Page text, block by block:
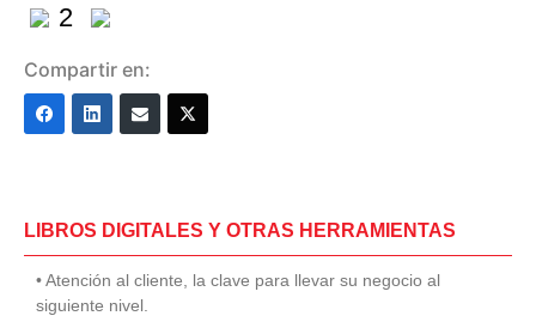
2
Compartir en:
LIBROS DIGITALES Y OTRAS HERRAMIENTAS
• Atención al cliente, la clave para llevar su negocio al
siguiente nivel.